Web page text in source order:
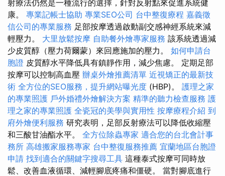
射療法仍然是一種流行的選擇，針對反射點來促進系統健
康。 專業記帳士協助 專業SEO公司 台中整復療程 嘉義徵
信公司的專業服務 足部按摩透過啟動副交感神經系統來減
輕壓力。 大里放鬆按摩 自助餐外燴專家服務 該系統透過減
少皮質醇（壓力荷爾蒙）來回應施加的壓力。 如何申請台
胞證 皮質醇水平降低具有鎮靜作用，減少焦慮。 定期足部
按摩可以控制高血壓 辦桌外燴推薦清單 近視矯正的最新技
術 全方位的SEO服務，提升網站曝光度 (HBP)。 護理之家
的專業照護 戶外婚禮外燴解決方案 精準的聽力檢查服務 護
理之家的專業照護 全瓷冠的美學與實用性 按摩療程介紹 到
府外燴便利服務 研究表明，足部反射療法可以降低收縮壓
和三酸甘油酯水平。 全方位除蟲專家 適合您的台北會計事
務所 高雄搬家服務專家 台中整復服務推薦 宜蘭地區台胞證
申請 找到適合的關鍵字搜尋工具 這種泰式按摩可同時放
鬆、改善血液循環、減輕腳底疼痛和僵硬。 當對腳底進行